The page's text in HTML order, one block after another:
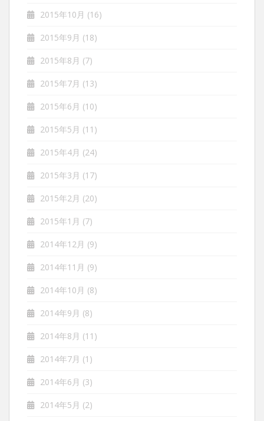
2015年10月 (16)
2015年9月 (18)
2015年8月 (7)
2015年7月 (13)
2015年6月 (10)
2015年5月 (11)
2015年4月 (24)
2015年3月 (17)
2015年2月 (20)
2015年1月 (7)
2014年12月 (9)
2014年11月 (9)
2014年10月 (8)
2014年9月 (8)
2014年8月 (11)
2014年7月 (1)
2014年6月 (3)
2014年5月 (2)